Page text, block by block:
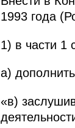
1993 года
1) в части 1
а)
«в)